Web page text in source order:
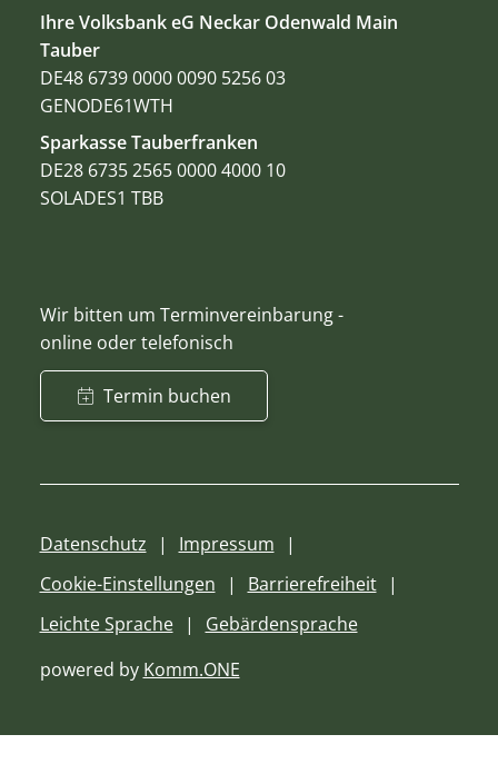
Ihre Volksbank eG Neckar Odenwald Main
Tauber
DE48 6739 0000 0090 5256 03
GENODE61WTH
Sparkasse Tauberfranken
DE28 6735 2565 0000 4000 10
SOLADES1 TBB
Wir bitten um Terminvereinbarung -
online oder telefonisch
Termin buchen
Datenschutz
Impressum
Cookie-Einstellungen
Barrierefreiheit
Leichte Sprache
Gebärdensprache
powered by Komm.ONE